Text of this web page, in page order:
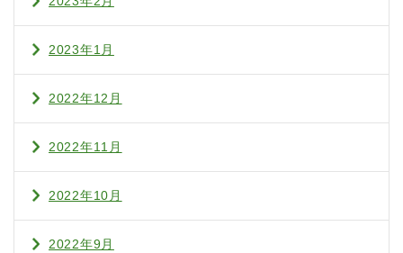
2023年1月
2022年12月
2022年11月
2022年10月
2022年9月